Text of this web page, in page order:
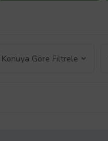
Konuya Göre Filtrele